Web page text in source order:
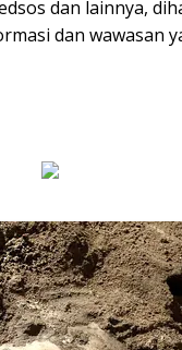
dan lainnya,
dan wawasan